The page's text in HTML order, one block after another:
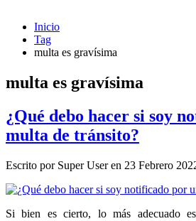
Inicio
Tag
multa es gravísima
multa es gravísima
¿Qué debo hacer si soy
multa de tránsito?
Escrito por Super User en 23 Febrero
Si bien es cierto, lo más adecuado